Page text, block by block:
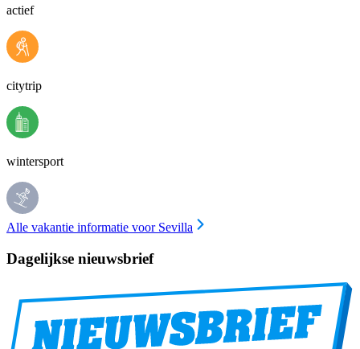
actief
citytrip
wintersport
Alle vakantie informatie voor Sevilla
Dagelijkse nieuwsbrief